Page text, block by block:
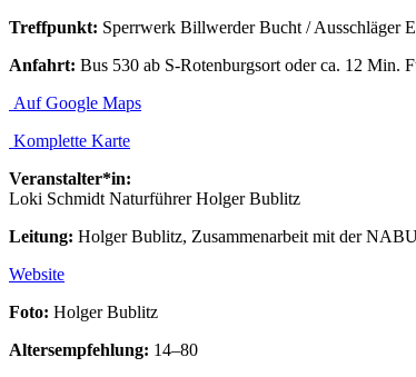
Treffpunkt: Sperrwerk Billwerder Bucht / Ausschläger
Anfahrt: Bus 530 ab S-Rotenburgsort oder ca. 12 Min.
Auf Google Maps
Komplette Karte
Veranstalter*in:
Loki Schmidt Naturführer Holger Bublitz
Leitung: Holger Bublitz, Zusammenarbeit mit der
Website
Foto: Holger Bublitz
Altersempfehlung: 14–80